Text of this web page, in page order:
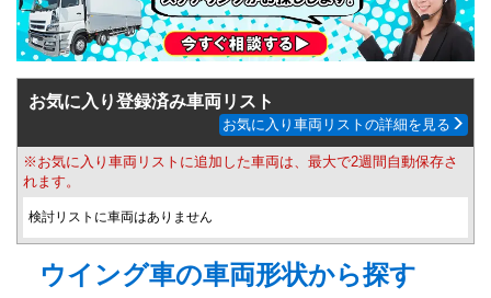
お気に入り登録済み車両リスト
お気に入り車両リストの詳細を見る
※お気に入り車両リストに追加した車両は、最大で2週間自動保存さ
れます。
検討リストに車両はありません
ウイング車の車両形状から探す